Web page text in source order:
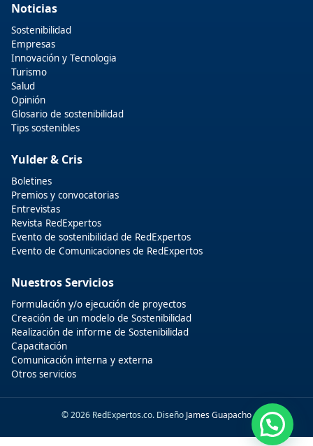
Noticias
Sostenibilidad
Empresas
Innovación y Tecnologia
Turismo
Salud
Opinión
Glosario de sostenibilidad
Tips sostenibles
Yulder & Cris
Boletines
Premios y convocatorias
Entrevistas
Revista RedExpertos
Evento de sostenibilidad de RedExpertos
Evento de Comunicaciones de RedExpertos
Nuestros Servicios
Formulación y/o ejecución de proyectos
Creación de un modelo de Sostenibilidad
Realización de informe de Sostenibilidad
Capacitación
Comunicación interna y externa
Otros servicios
© 2026 RedExpertos.co. Diseño James Guapacho